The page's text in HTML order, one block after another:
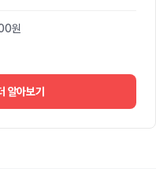
원
알아보기